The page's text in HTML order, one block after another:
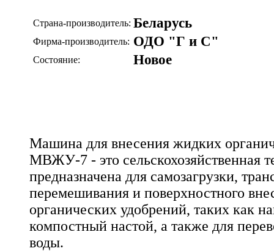
Страна-производитель: Беларусь
Фирма-производитель: ОДО "Г и С"
Состояние: Новое
Машина для внесения жидких
МВЖУ-7 - это сельскохозяйственная
предназначена для самозагрузки,
перемешивания и поверхностного
органических удобрений, таких как
компостный настой, а также для
воды.